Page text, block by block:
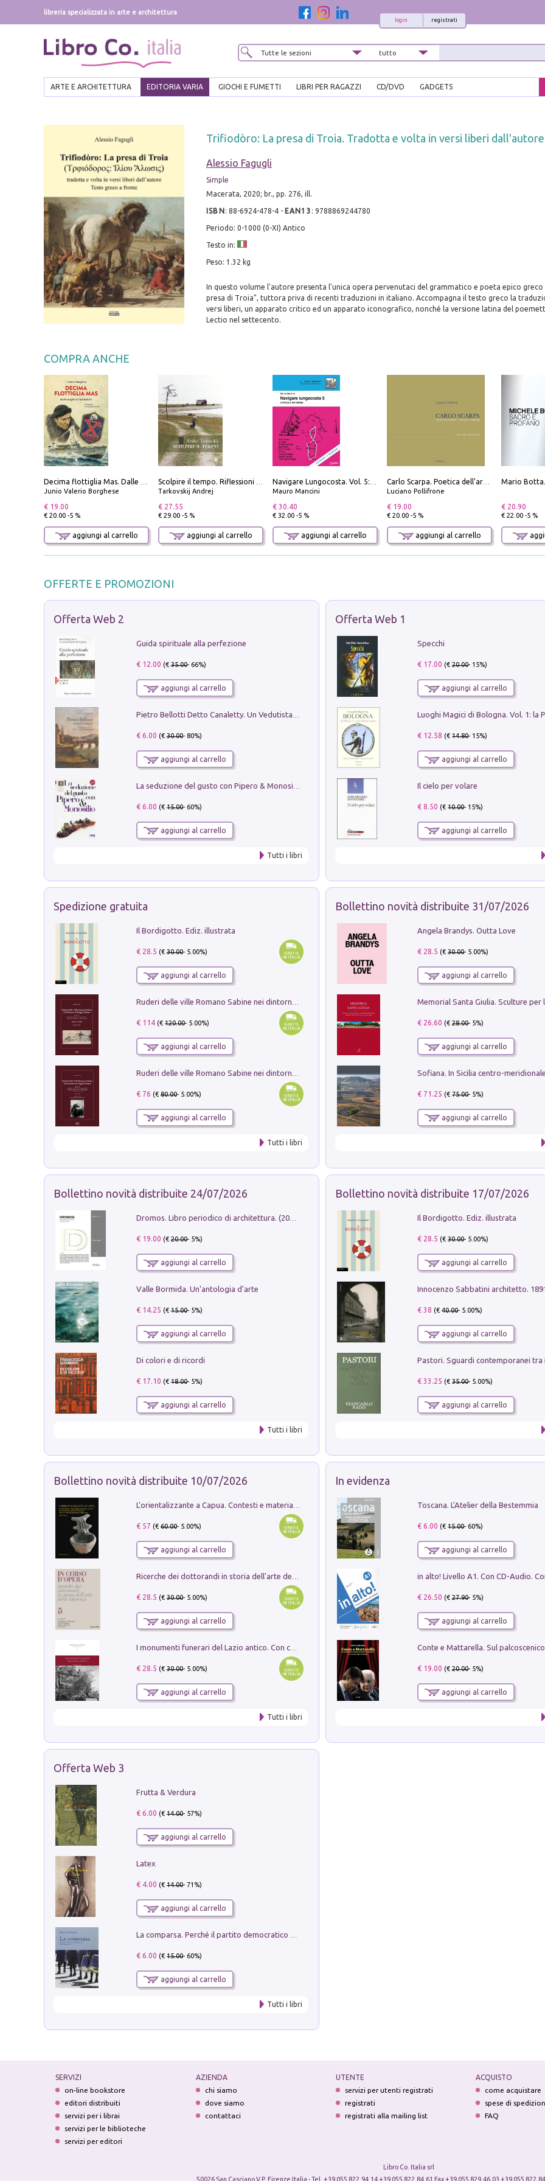
libreria specializzata in arte e architettura
registrati
login
ARTE E ARCHITETTURA EDITORIA VARIA GIOCHI E FUMETTI LIBRI PER RAGAZZI CD/DVD GADGETS
Trifiodòro: La presa di Troia. Tradotta e volta in versi liberi dall'autore
Alessio Fagugli
Simple
Macerata, 2020; br., pp. 276, ill.
ISBN : 88-6924-478-4- EAN13 : 9788869244780
Periodo: 0-1000 (0-XI) Antico
Testo in:
Peso: 1.32 kg
In questo volume l'autore presenta l'unica opera pervenutaci del grammatico e poeta epico
presa di Troia", tuttora priva di recenti traduzioni in italiano. Accompagna il testo greco la
versi liberi, un apparato critico ed un apparato iconografico, nonché la versione latina del
Lectio nel settecento.
COMPRA ANCHE
Junio Valerio Borghese
€ 19.00
€ 20.00 -5 %
aggiungi al carrello
Tarkovskij Andrej
€ 27.55
€ 29.00 -5 %
aggiungi al carrello
Mauro Mancini
€ 30.40
€ 32.00 -5 %
aggiungi al carrello
Luciano Pollifrone
€ 19.00
€ 20.00 -5 %
aggiungi al carrello
€ 20.90
€ 22.00 -5 %
OFFERTE E PROMOZIONI
Offerta Web 2
Guida spirituale alla perfezione
€ 12.00 (€35.00- 66%)
aggiungi al carrello
€ 6.00 (€30.00- 80%)
aggiungi al carrello
€ 6.00 (€15.00- 60%)
aggiungi al carrello
Tutti i libri
Offerta Web 1
Specchi
€ 17.00 (€20.00- 15%)
aggiungi al carrello
€ 12.58 (€14.80- 15%)
aggiungi al carrello
Il cielo per volare
€ 8.50 (€10.00- 15%)
aggiungi al carrello
Spedizione gratuita
Il Bordigotto. Ediz. illustrata
€ 28.5 (€30.00- 5.00%)
aggiungi al carrello
€ 114(€120.00- 5.00%)
aggiungi al carrello
€ 76 (€80.00- 5.00%)
aggiungi al carrello
Tutti i libri
Bollettino novità distribuite 31/07/2026
Angela Brandys. Outta Love
€ 28.5 (€30.00- 5.00%)
aggiungi al carrello
€ 26.60 (€28.00- 5%)
aggiungi al carrello
€ 71.25 (€75.00- 5%)
aggiungi al carrello
Bollettino novità distribuite 24/07/2026
Dromos. Libro periodico di architettura. (2026). Vol. 15: Post-model
€ 19.00 (€20.00- 5%)
aggiungi al carrello
Valle Bormida. Un'antologia d'arte
€ 14.25 (€15.00- 5%)
aggiungi al carrello
Di colori e di ricordi
€ 17.10 (€18.00- 5%)
aggiungi al carrello
Tutti i libri
Bollettino novità distribuite 17/07/2026
Il Bordigotto. Ediz. illustrata
€ 28.5 (€30.00- 5.00%)
aggiungi al carrello
Innocenzo Sabbatini architetto.
€ 38 (€40.00- 5.00%)
aggiungi al carrello
€ 33.25 (€35.00- 5.00%)
aggiungi al carrello
Bollettino novità distribuite 10/07/2026
€ 57 (€60.00- 5.00%)
aggiungi al carrello
€ 28.5 (€30.00- 5.00%)
aggiungi al carrello
I monumenti funerari del Lazio antico. Con cartella con tavole
€ 28.5 (€30.00- 5.00%)
aggiungi al carrello
Tutti i libri
In evidenza
Toscana. L'Atelier della Bestemmia
€ 6.00 (€15.00- 60%)
aggiungi al carrello
€ 26.50 (€27.90- 5%)
aggiungi al carrello
€ 19.00 (€20.00- 5%)
aggiungi al carrello
Offerta Web 3
Frutta & Verdura
€ 6.00 (€14.00- 57%)
aggiungi al carrello
Latex
€ 4.00 (€14.00- 71%)
aggiungi al carrello
€ 6.00 (€15.00- 60%)
aggiungi al carrello
Tutti i libri
SERVIZI
on-line bookstore
editori distribuiti
servizi per i librai
servizi per le biblioteche
servizi per editori
AZIENDA
chi siamo
dove siamo
contattaci
UTENTE
servizi per utenti registrati
registrati
registrati alla mailing list
ACQUISTO
come acquistare
spese di
FAQ
Libro Co. Italia srl
50026 San Casciano V.P. Firenze Italia - Tel. +39 055 822.94.14 +39 055 822.84.61 Fax +39 055 829.46.03 +39 055